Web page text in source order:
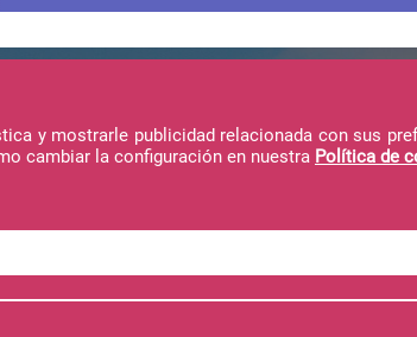
y mostrarle publicidad relacionada con sus
cambiar la configuración en nuestra Política de